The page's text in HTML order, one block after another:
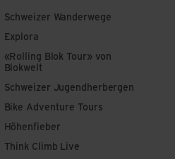
Schweizer Wanderwege
Explora
«Rolling Blok Tour» von
Blokwelt
Schweizer Jugendherbergen
Bike Adventure Tours
Höhenfieber
Think Climb Live